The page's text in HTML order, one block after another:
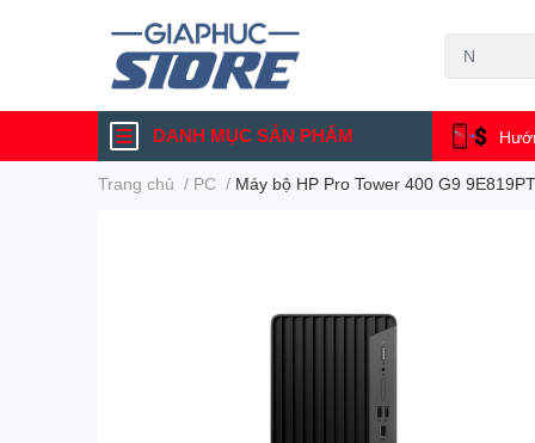
DANH MỤC SẢN PHẨM
Trang chủ / PC / Máy bộ HP Pro Tower 400 G9